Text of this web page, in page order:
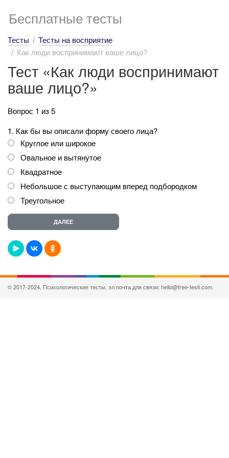
Бесплатные тесты
Тесты
Тесты на восприятие
Как люди воспринимают ваше лицо?
Тест «Как люди воспринимают
ваше лицо?»
Вопрос 1 из 5
1. Как бы вы описали форму своего лица?
Круглое или широкое
Овальное и вытянутое
Квадратное
Небольшое с выступающим вперед подбородком
Треугольное
© 2017-2024, Психологические тесты, эл.почта для связи: hello@free-testi.com.